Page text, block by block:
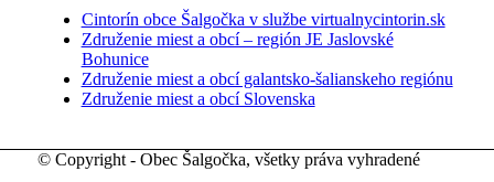
Cintorín obce Šalgočka v službe virtualnycintorin.sk
Združenie miest a obcí – región JE Jaslovské
Bohunice
Združenie miest a obcí galantsko-šalianskeho regiónu
Združenie miest a obcí Slovenska
© Copyright - Obec Šalgočka, všetky práva vyhradené